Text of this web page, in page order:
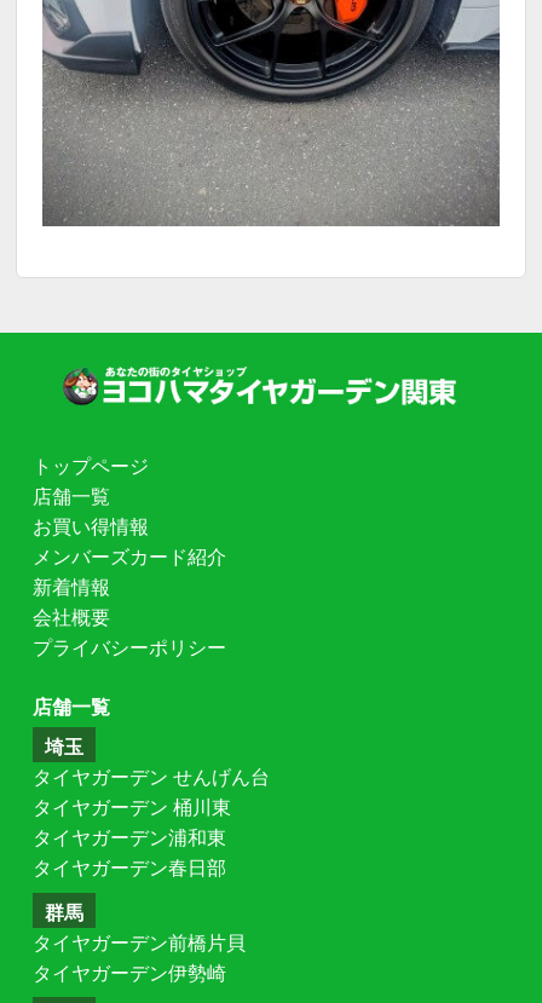
トップページ
店舗一覧
お買い得情報
メンバーズカード紹介
新着情報
会社概要
プライバシーポリシー
店舗一覧
埼玉
タイヤガーデン せんげん台
タイヤガーデン 桶川東
タイヤガーデン浦和東
タイヤガーデン春日部
群馬
タイヤガーデン前橋片貝
タイヤガーデン伊勢崎